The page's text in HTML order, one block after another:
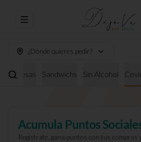
Abrir menu de navegación
¿Dónde quieres pedir?
Sandwichs Sin Alcohol
Acumula Puntos
Regístrate, gana puntos con tus compras